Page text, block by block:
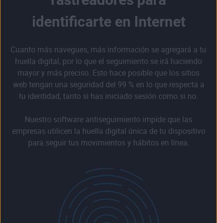
identificarte en Internet
Cuanto más navegues, más información se agregará a tu
huella digital, por lo que el seguimiento se irá haciendo
mayor y más preciso. Esto hace posible que los sitios
web tengan una seguridad del 99 % en lo que respecta a
tu identidad, tanto si has iniciado sesión como si no.
Nuestro software antiseguimiento impide que las
empresas utilicen la huella digital única de tu dispositivo
para seguir tus movimientos y hábitos en línea.